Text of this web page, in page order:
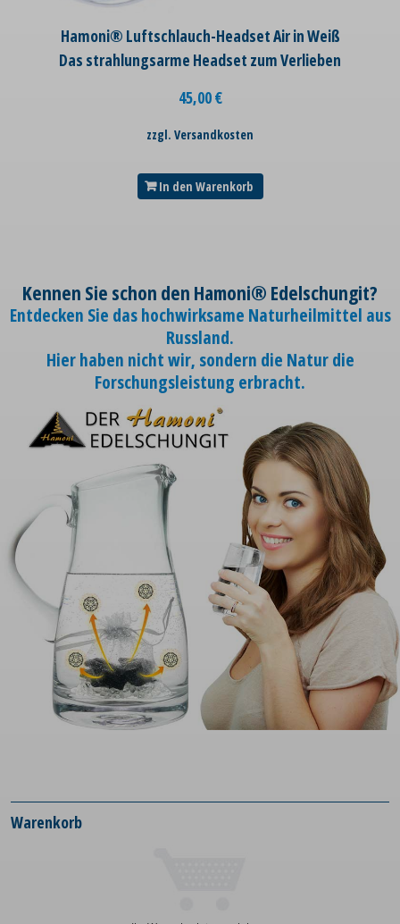
Hamoni® Luftschlauch-Headset Air in Weiß
Das strahlungsarme Headset zum Verlieben
45,00€
zzgl. Versandkosten
In den Warenkorb
Kennen Sie schon den Hamoni® Edelschungit?
Entdecken Sie das hochwirksame Naturheilmittel aus
Russland.
Hier haben nicht wir, sondern die Natur die
Forschungsleistung erbracht.
Warenkorb